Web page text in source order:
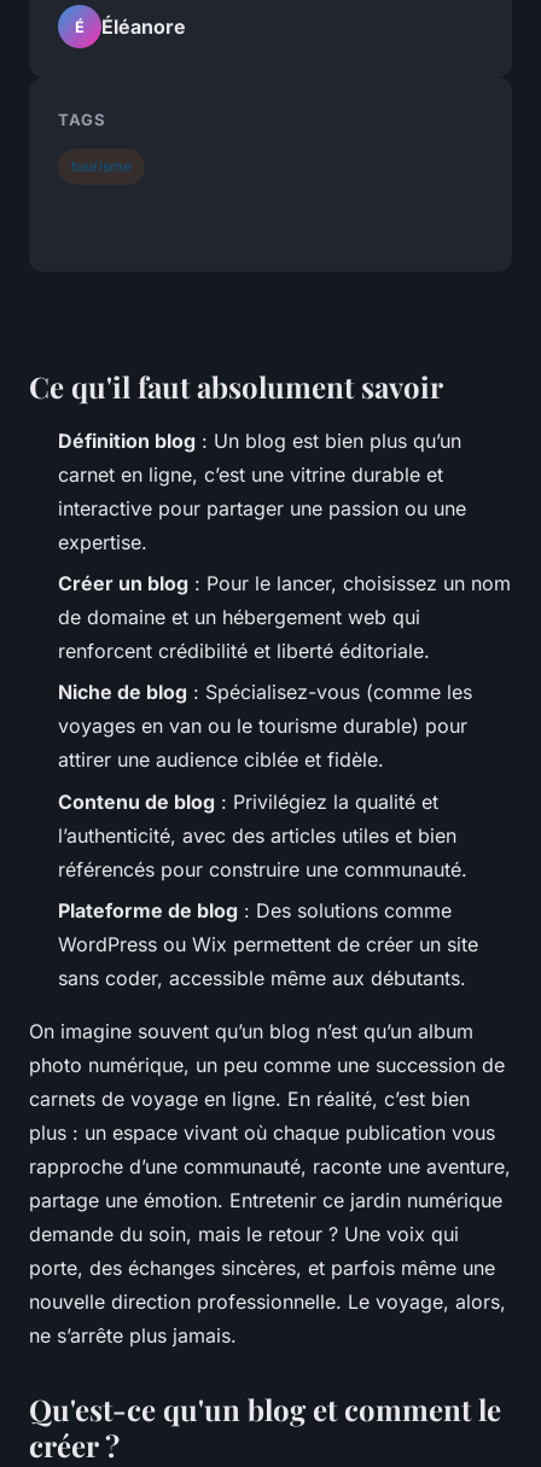
Ce qu'il faut absolument savoir
Définition blog : Un blog est bien plus qu’un
carnet en ligne, c’est une vitrine durable et
interactive pour partager une passion ou une
expertise.
Créer un blog : Pour le lancer, choisissez un nom
de domaine et un hébergement web qui
renforcent crédibilité et liberté éditoriale.
Niche de blog : Spécialisez-vous (comme les
voyages en van ou le tourisme durable) pour
attirer une audience ciblée et fidèle.
Contenu de blog : Privilégiez la qualité et
l’authenticité, avec des articles utiles et bien
référencés pour construire une communauté.
Plateforme de blog : Des solutions comme
WordPress ou Wix permettent de créer un site
sans coder, accessible même aux débutants.
On imagine souvent qu’un blog n’est qu’un album
photo numérique, un peu comme une succession de
carnets de voyage en ligne. En réalité, c’est bien
plus : un espace vivant où chaque publication vous
rapproche d’une communauté, raconte une aventure,
partage une émotion. Entretenir ce jardin numérique
demande du soin, mais le retour ? Une voix qui
porte, des échanges sincères, et parfois même une
nouvelle direction professionnelle. Le voyage, alors,
ne s’arrête plus jamais.
Qu'est-ce qu'un blog et comment le
créer ?
É Éléanore
TAGS
tourisme